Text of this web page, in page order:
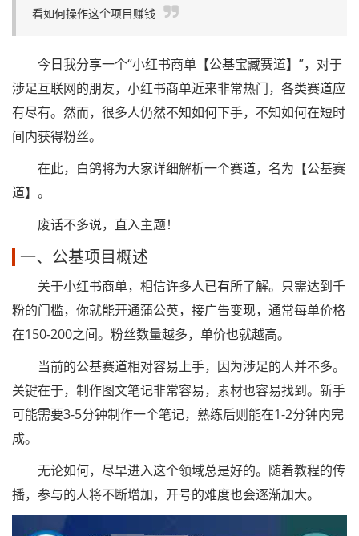
看如何操作这个项目赚钱
今日我分享一个“小红书商单【公基宝藏赛道】”，对于
涉足互联网的朋友，小红书商单近来非常热门，各类赛道应
有尽有。然而，很多人仍然不知如何下手，不知如何在短时
间内获得粉丝。
在此，白鸽将为大家详细解析一个赛道，名为【公基赛
道】。
废话不多说，直入主题！
一、公基项目概述
关于小红书商单，相信许多人已有所了解。只需达到千
粉的门槛，你就能开通蒲公英，接广告变现，通常每单价格
在150-200之间。粉丝数量越多，单价也就越高。
当前的公基赛道相对容易上手，因为涉足的人并不多。
关键在于，制作图文笔记非常容易，素材也容易找到。新手
可能需要3-5分钟制作一个笔记，熟练后则能在1-2分钟内完
成。
无论如何，尽早进入这个领域总是好的。随着教程的传
播，参与的人将不断增加，开号的难度也会逐渐加大。